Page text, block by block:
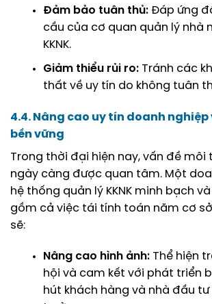
Đảm bảo tuân thủ: Đáp ứng
cầu của cơ quan quản lý nhà
KKNK.
Giảm thiểu rủi ro: Tránh các
thất về uy tín do không tuân
4.4. Nâng cao uy tín doanh
bền vững
Trong thời đại hiện nay, vấn đề môi
ngày càng được quan tâm. Một
hệ thống quản lý KKNK minh bạch
gồm cả việc tái tính toán năm cơ
sẽ:
Nâng cao hình ảnh: Thể hiện
hội và cam kết với phát triển
hút khách hàng và nhà đầu